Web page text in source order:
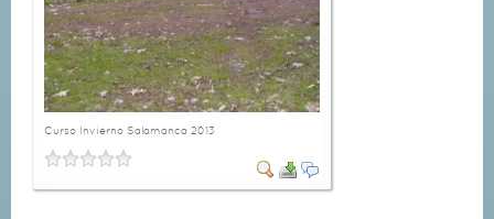
Curso Invierno Salamanca 2013